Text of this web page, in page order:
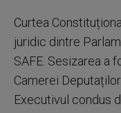
Curtea
juridic dintre
SAFE. Sesizarea a
Camerei
Executivul condus